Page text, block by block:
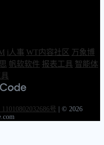
i人事 WT内容社区 万象博
帆软软件 报表工具 智能体
号
© 2026